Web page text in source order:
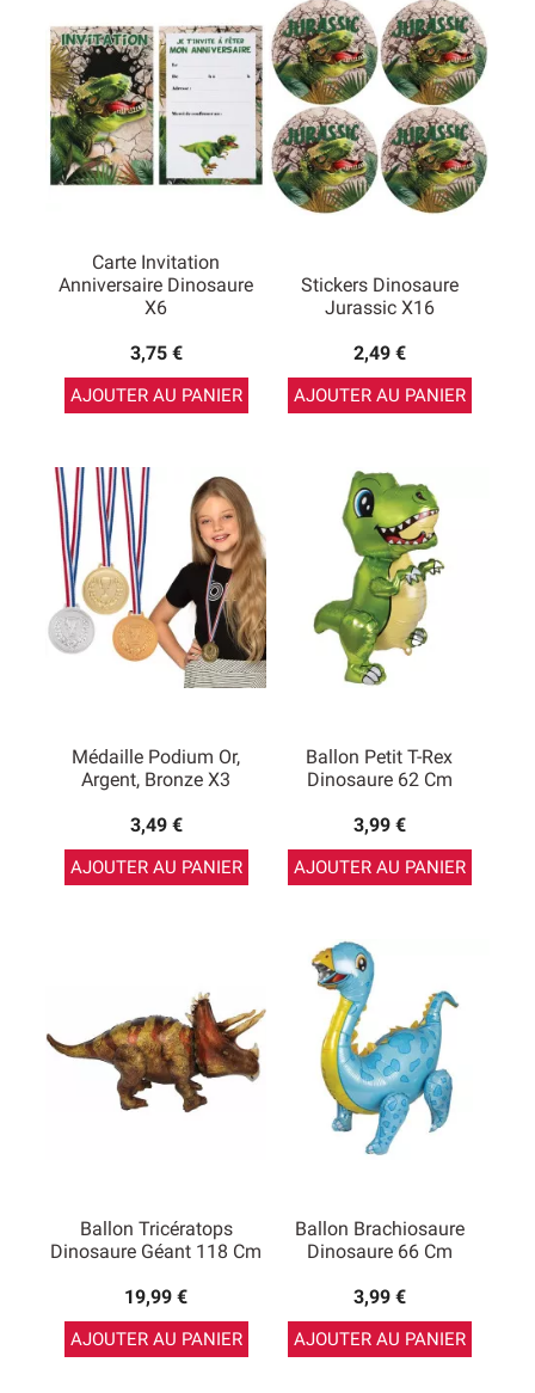
Carte Invitation
Anniversaire Dinosaure
X6
3,75 €
AJOUTER AU PANIER
Stickers Dinosaure
Jurassic X16
2,49 €
AJOUTER AU PANIER
Médaille Podium Or,
Argent, Bronze X3
3,49 €
AJOUTER AU PANIER
Ballon Petit T-Rex
Dinosaure 62 Cm
3,99 €
AJOUTER AU PANIER
Ballon Tricératops
Dinosaure Géant 118 Cm
19,99 €
AJOUTER AU PANIER
Ballon Brachiosaure
Dinosaure 66 Cm
3,99 €
AJOUTER AU PANIER